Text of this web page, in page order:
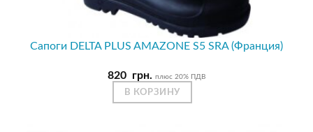
Сапоги DELTA PLUS AMAZONE S5 SRA (Франция)
820 грн. плюс 20% ПДВ
В КОРЗИНУ